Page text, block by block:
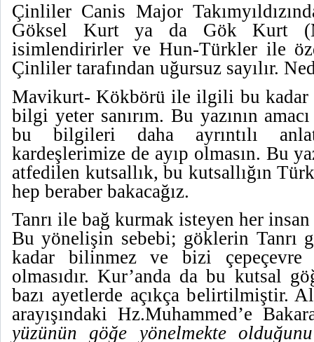
Çinliler Canis Major
Göksel Kurt ya da Gök Kurt
isimlendirirler ve Hun-Türkler ile
Çinliler tarafından uğursuz sayılır.
Mavikurt- Kökbörü ile ilgili bu
bilgi yeter sanırım. Bu yazının
bu bilgileri daha ayrıntılı
kardeşlerimize de ayıp olmasın. Bu
atfedilen kutsallık, bu kutsallığın
hep beraber bakacağız.
Tanrı ile bağ kurmak isteyen her
Bu yönelişin sebebi; göklerin Tanrı
kadar bilinmez ve bizi
olmasıdır. Kur’anda da bu kutsal
bazı ayetlerde açıkça belirtilmiştir.
arayışındaki Hz.Muhammed’e
yüzünün göğe yönelmekte